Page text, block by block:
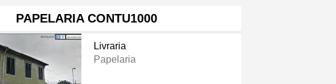
PAPELARIA CONTU1000
Livraria
Papelaria